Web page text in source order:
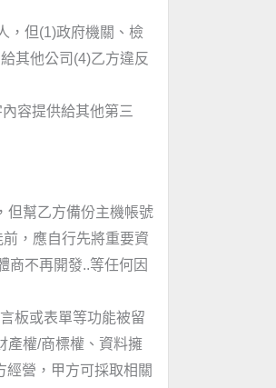
，但(1)政府機關、檢
其他公司(4)乙方違反
容提供給其他第三
但幫乙方備份主機帳號
，應自行先將重要資
商不再開發..等任何因
板或表單等功能被留
產權/商標權、資料擁
經營，甲方可採取相關